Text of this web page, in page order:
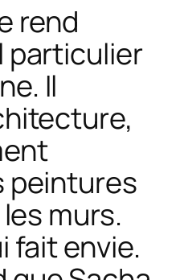
rend
particulier
Il
peintures
les murs.
fait envie.